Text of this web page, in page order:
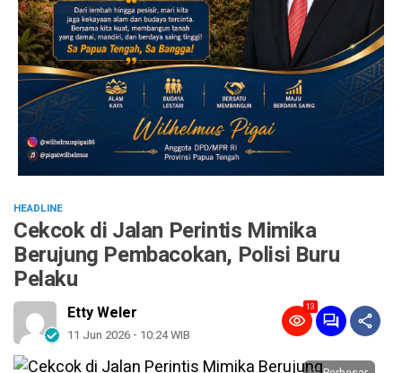
HEADLINE
Cekcok di Jalan Perintis Mimika
Berujung Pembacokan, Polisi Buru
Pelaku
Etty Weler
11 Jun 2026 - 10:24 WIB
13